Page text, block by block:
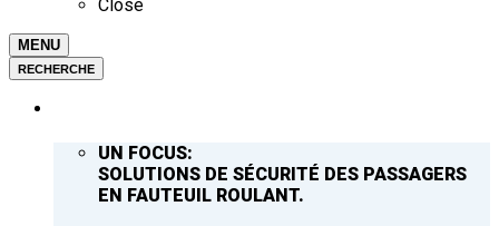
Close
MENU
RECHERCHE
UN FOCUS:
SOLUTIONS DE SÉCURITÉ DES PASSAGERS
EN FAUTEUIL ROULANT.